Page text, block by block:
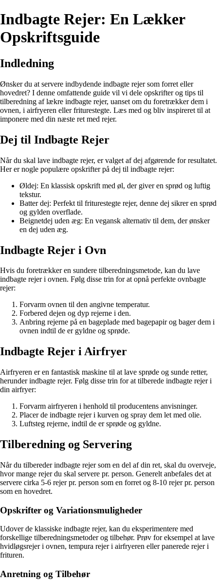
Indbagte Rejer: En Lækker
Opskriftsguide
Indledning
Ønsker du at servere indbydende indbagte rejer som forret eller
hovedret? I denne omfattende guide vil vi dele opskrifter og tips til
tilberedning af lækre indbagte rejer, uanset om du foretrækker dem i
ovnen, i airfryeren eller friturestegte. Læs med og bliv inspireret til at
imponere med din næste ret med rejer.
Dej til Indbagte Rejer
Når du skal lave indbagte rejer, er valget af dej afgørende for resultatet.
Her er nogle populære opskrifter på dej til indbagte rejer:
Øldej: En klassisk opskrift med øl, der giver en sprød og luftig
tekstur.
Batter dej: Perfekt til friturestegte rejer, denne dej sikrer en sprød
og gylden overflade.
Beignetdej uden æg: En vegansk alternativ til dem, der ønsker
en dej uden æg.
Indbagte Rejer i Ovn
Hvis du foretrækker en sundere tilberedningsmetode, kan du lave
indbagte rejer i ovnen. Følg disse trin for at opnå perfekte ovnbagte
rejer:
Forvarm ovnen til den angivne temperatur.
Forbered dejen og dyp rejerne i den.
Anbring rejerne på en bageplade med bagepapir og bager dem i
ovnen indtil de er gyldne og sprøde.
Indbagte Rejer i Airfryer
Airfryeren er en fantastisk maskine til at lave sprøde og sunde retter,
herunder indbagte rejer. Følg disse trin for at tilberede indbagte rejer i
din airfryer:
Forvarm airfryeren i henhold til producentens anvisninger.
Placer de indbagte rejer i kurven og spray dem let med olie.
Luftsteg rejerne, indtil de er sprøde og gyldne.
Tilberedning og Servering
Når du tilbereder indbagte rejer som en del af din ret, skal du overveje,
hvor mange rejer du skal servere pr. person. Generelt anbefales det at
servere cirka 5-6 rejer pr. person som en forret og 8-10 rejer pr. person
som en hovedret.
Opskrifter og Variationsmuligheder
Udover de klassiske indbagte rejer, kan du eksperimentere med
forskellige tilberedningsmetoder og tilbehør. Prøv for eksempel at lave
hvidløgsrejer i ovnen, tempura rejer i airfryeren eller panerede rejer i
frituren.
Anretning og Tilbehør